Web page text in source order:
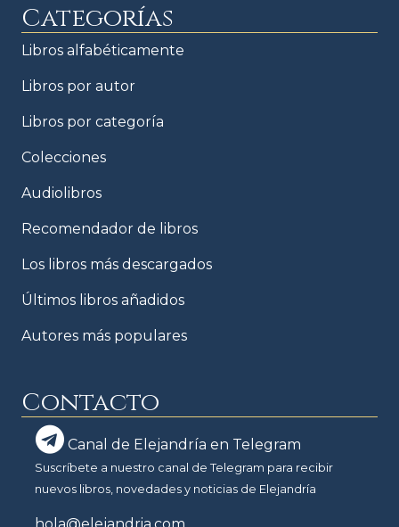
Categorías
Libros alfabéticamente
Libros por autor
Libros por categoría
Colecciones
Audiolibros
Recomendador de libros
Los libros más descargados
Últimos libros añadidos
Autores más populares
Contacto
Canal de Elejandría en Telegram
Suscríbete a nuestro canal de Telegram para recibir
nuevos libros, novedades y noticias de Elejandría
hola@elejandria.com